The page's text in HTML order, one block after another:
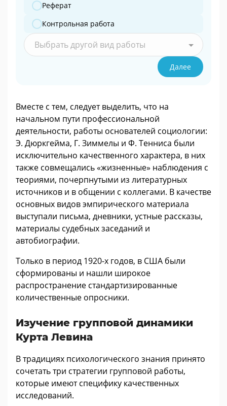
Реферат
Контрольная работа
Выбрать другой вид работы
Далее
Вместе с тем, следует выделить, что на
начальном пути профессиональной
деятельности, работы основателей социологии:
Э. Дюркгейма, Г. Зиммелы и Ф. Тенниса были
исключительно качественного характера, в них
также совмещались «жизненные» наблюдения с
теориями, почерпнутыми из литературных
источников и в общении с коллегами. В качестве
основных видов эмпирического материала
выступали письма, дневники, устные рассказы,
материалы судебных заседаний и
автобиографии.
Только в период 1920-х годов, в США были
сформированы и нашли широкое
распространение стандартизированные
количественные опросники.
Изучение групповой динамики
Курта Левина
В традициях психологического знания принято
сочетать три стратегии групповой работы,
которые имеют специфику качественных
исследований.